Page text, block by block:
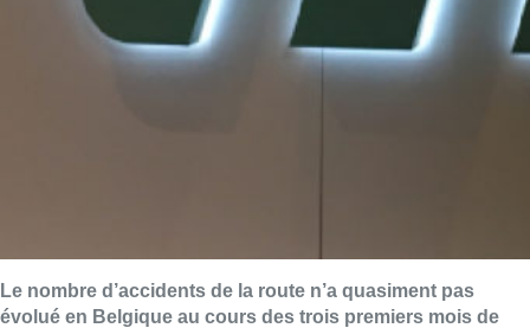
Le nombre d’accidents de la route n’a quasiment pas
évolué en Belgique au cours des trois premiers mois de